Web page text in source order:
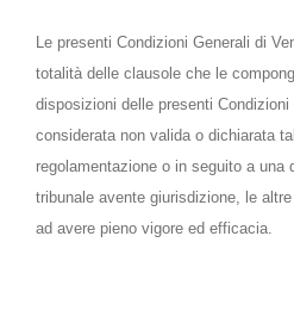
Le presenti Condizioni Generali di
totalità delle clausole che le
disposizioni delle presenti
considerata non valida o dichiarata
regolamentazione o in seguito a una
tribunale avente giurisdizione, le
ad avere pieno vigore ed efficacia.